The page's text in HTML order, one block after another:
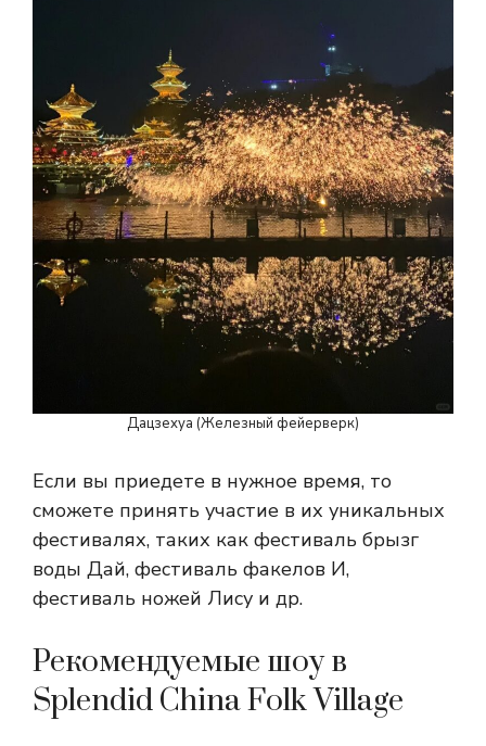
Дацзехуа (Железный фейерверк)
Если вы приедете в нужное время, то
сможете принять участие в их уникальных
фестивалях, таких как фестиваль брызг
воды Дай, фестиваль факелов И,
фестиваль ножей Лису и др.
Рекомендуемые шоу в
Splendid China Folk Village